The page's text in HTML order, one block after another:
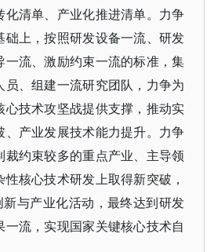
化清单、产业化推进清单。力争
础上，按照研发设备一流、研发
一流、激励约束一流的标准，集
员、组建一流研究团队，力争为
心技术攻坚战提供支撑，推动实
、产业发展技术能力提升。力争
约束较多的重点产业、主导领
核心技术研发上取得新突破，
新与产业化活动，最终达到研发
流，实现国家关键核心技术自